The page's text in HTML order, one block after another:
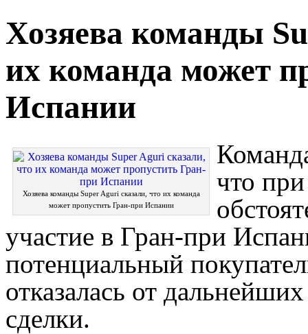
Хозяева команды
их команда может
Испании
Хозяева команды Super Aguri сказали, что их команда
может пропустить Гран-при Испании
что
участие в Гран-при
потенциальный
отказалась от
сделки.